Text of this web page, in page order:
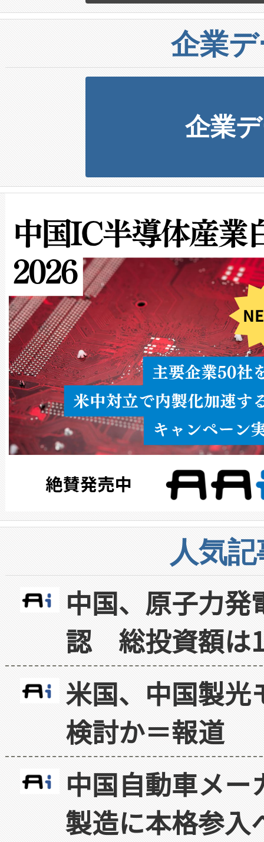
企業
企業
人気
中国、原子力
認 総投資額は
米国、中国製光
検討か＝報道
中国自動車メ
製造に本格参入